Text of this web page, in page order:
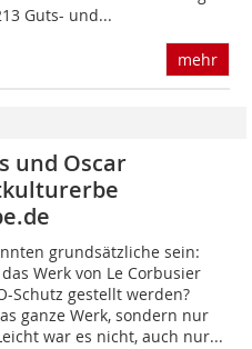
Guts- und...
mehr
und Oscar
grundsätzliche sein:
Werk von Le Corbusier
Schutz gestellt werden?
ganze Werk, sondern nur
war es nicht, auch nur...